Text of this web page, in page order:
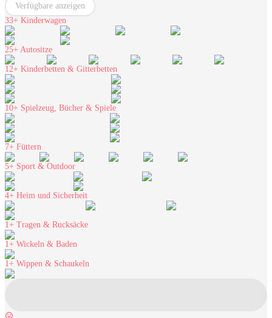
Verfügbare anzeigen
33+ Kinderwagen
25+ Autositze
12+ Kinderbetten & Gitterbetten
10+ Spielzeug, Bücher & Spiele
7+ Füttern
5+ Sport & Outdoor
4+ Heim und Sicherheit
1+ Tragen & Rucksäcke
1+ Wickeln & Baden
1+ Wippen & Schaukeln